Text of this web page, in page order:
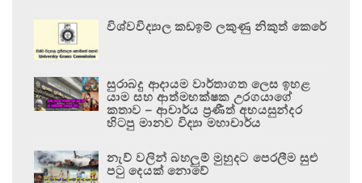
විශ්වවිද්‍යාල කඩඉම් ලකුණු නිකුත් කෙරේ
සුරාබදු ආදායම වාර්තාගත ලෙස ඉහළ
යාම සහ ආත්මභක්ෂක උරගයාගේ
කතාව – ආචාර්ය ප්‍රණීත් අභයසුන්දර
හිටපු මානව විද්‍යා මහාචාර්ය
නැව් වලින් බහලුම් මුහුදට පෙරලීම සුළු
පටු දෙයක් නොවේ